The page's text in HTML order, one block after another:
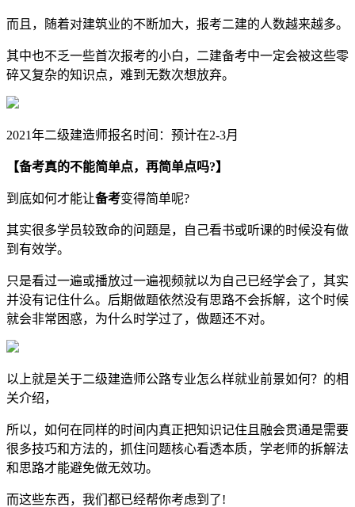
而且，随着对建筑业的不断加大，报考二建的人数越来越多。
其中也不乏一些首次报考的小白，二建备考中一定会被这些零
碎又复杂的知识点，难到无数次想放弃。
2021年二级建造师报名时间：预计在2-3月
【备考真的不能简单点，再简单点吗?】
到底如何才能让备考变得简单呢?
其实很多学员较致命的问题是，自己看书或听课的时候没有做
到有效学。
只是看过一遍或播放过一遍视频就以为自己已经学会了，其实
并没有记住什么。后期做题依然没有思路不会拆解，这个时候
就会非常困惑，为什么时学过了，做题还不对。
以上就是关于二级建造师公路专业怎么样就业前景如何？的相
关介绍，
所以，如何在同样的时间内真正把知识记住且融会贯通是需要
很多技巧和方法的，抓住问题核心看透本质，学老师的拆解法
和思路才能避免做无效功。
而这些东西，我们都已经帮你考虑到了!